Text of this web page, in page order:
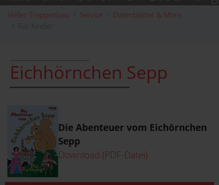
Heller Treppenbau Service
Datenblätter & More
Für Kinder
Eichhörnchen Sepp
Die Abenteuer vom Eichörnchen
Sepp
Download (PDF-Datei)